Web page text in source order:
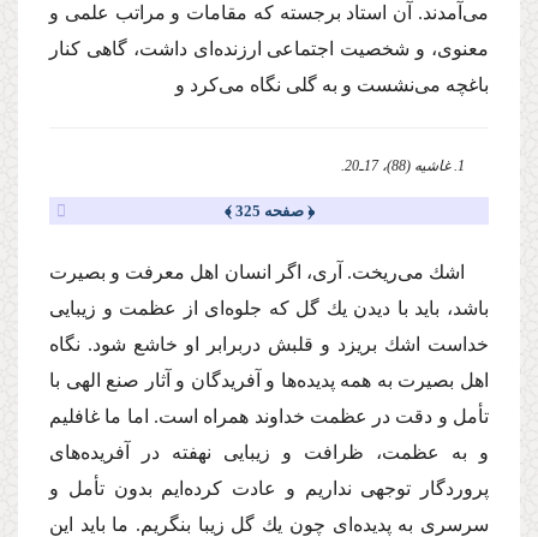
می‌آمدند. آن استاد برجسته كه مقامات و مراتب علمی و
معنوی، و شخصیت اجتماعی ارزنده‌ای داشت، گاهی کنار
باغچه می‌نشست و به گلی نگاه می‌كرد و
1. غاشیه (88)، 17ـ20.
﴿ صفحه 325 ﴾
اشك می‌ریخت. آری، اگر انسان اهل معرفت و بصیرت
باشد، باید با دیدن یك گل كه جلوه‌ای از عظمت و زیبایی
خداست اشك بریزد و قلبش دربرابر او خاشع شود. نگاه
اهل بصیرت به همه پدیده‌ها و آفریدگان و آثار صنع الهی با
تأمل و دقت در عظمت خداوند همراه است. اما ما غافلیم
و به عظمت، ظرافت و زیبایی نهفته در آفریده‌های
پروردگار توجهی نداریم و عادت كرده‌ایم بدون تأمل و
سرسری به پدیده‌ای چون یك گل زیبا بنگریم. ما باید این